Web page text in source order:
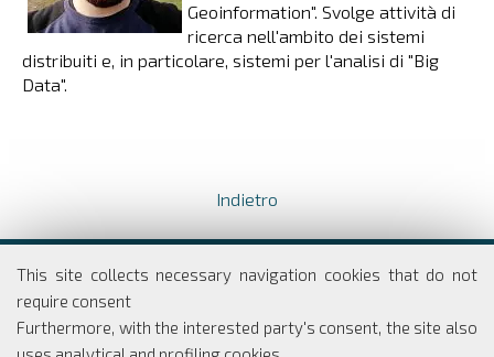
This site collects necessary navigation cookies that do not
require consent
Furthermore, with the interested party's consent, the site also
Geoinformation". Svolge attività di
ricerca nell'ambito dei sistemi
distribuiti e, in particolare, sistemi per l'analisi di "Big
Data".
Indietro
Università degli studi di Roma
Via Columbia, 2